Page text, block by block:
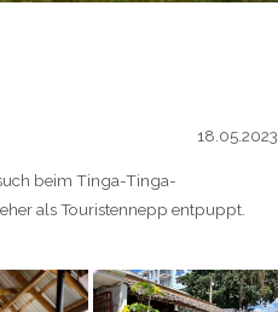
18.05.2023
beim Tinga-Tinga-
als Touristennepp entpuppt.